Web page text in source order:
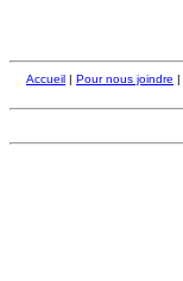
Accueil | Pour nous joindre |